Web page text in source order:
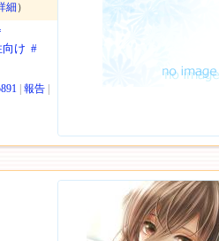
細 ）
け #
報告